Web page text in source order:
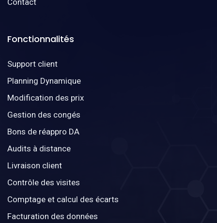
Contact
Fonctionnalités
Support client
Planning Dynamique
Modification des prix
Gestion des congés
Bons de réappro DA
Audits à distance
Livraison client
Contrôle des visites
Comptage et calcul des écarts
Facturation des données